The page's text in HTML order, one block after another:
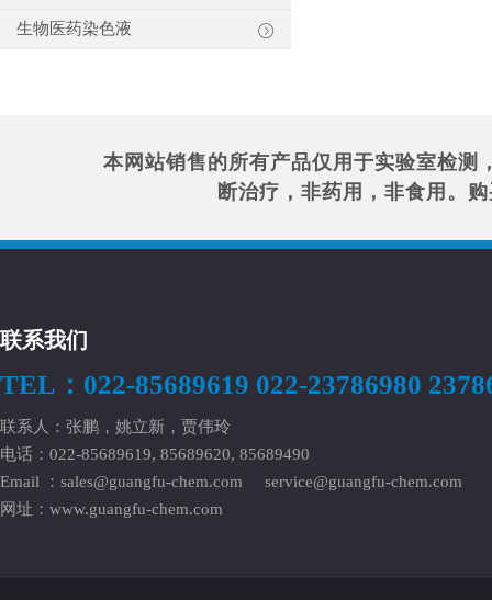
生物医药染色液
本网站销售的所有产品仅用于实验室检测
断治疗，非药用，非食用。
联系我们
TEL：022-85689619 022-23786980
联系人：张鹏，姚立新，贾伟玲
电话：022-85689619, 85689620, 85689490
Email ： sales@guangfu-chem.com
service@guangfu-chem.com
网址： www.guangfu-chem.com